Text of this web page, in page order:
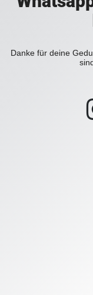
Danke für deine